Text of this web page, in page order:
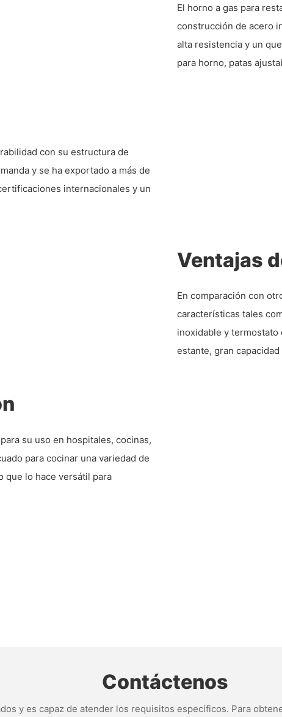
El horno a gas para
construcción de acero
alta resistencia y un
para horno, patas
con su estructura de
y se ha exportado a más de
internacionales y un
Ventajas
En comparación con
características tales
inoxidable y
estante, gran
su uso en hospitales, cocinas,
para cocinar una variedad de
que lo hace versátil para
Contáctenos
y es capaz de atender los requisitos específicos. Para